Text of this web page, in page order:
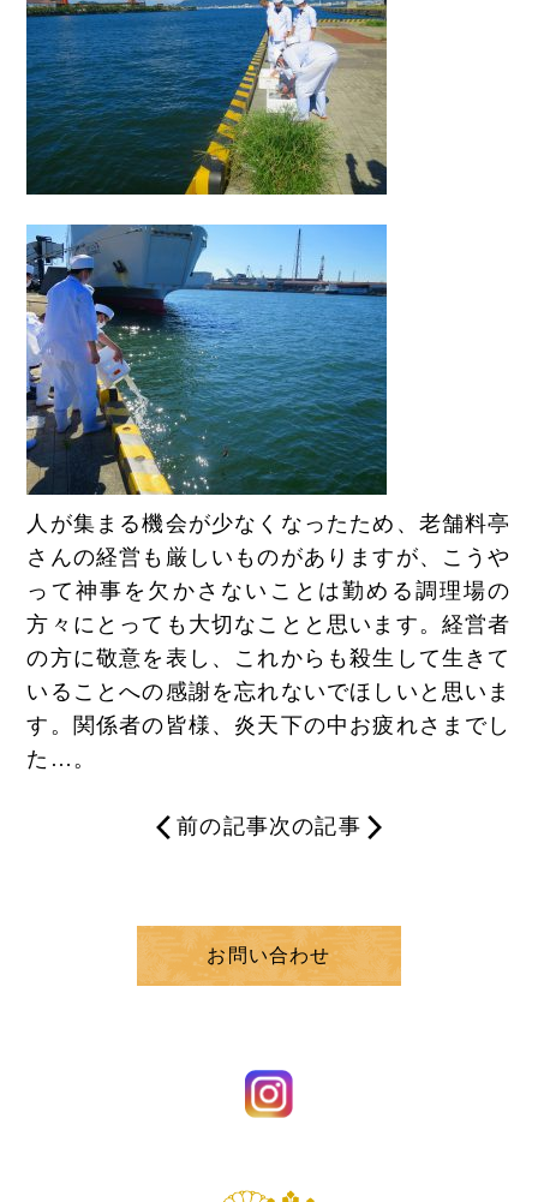
人が集まる機会が少なくなったため、老舗料亭
さんの経営も厳しいものがありますが、こうや
って神事を欠かさないことは勤める調理場の
方々にとっても大切なことと思います。経営者
の方に敬意を表し、これからも殺生して生きて
いることへの感謝を忘れないでほしいと思いま
す。関係者の皆様、炎天下の中お疲れさまでし
た…。
前の記事次の記事
お問い合わせ